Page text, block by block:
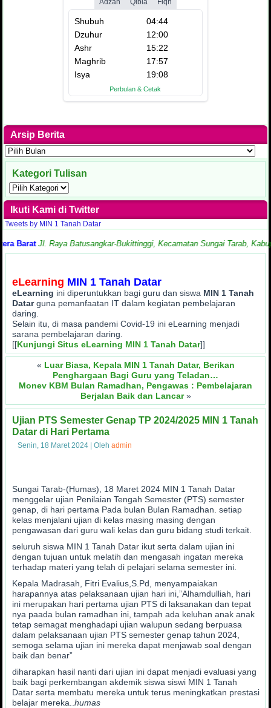
Arsip Berita
Arsip
Berita
Kategori Tulisan
Kategori
Tulisan
Ikuti Kami di Twitter
Tweets by MIN 1 Tanah Datar
Jl. Raya Batusangkar-Bukittinggi, Kecamatan Sungai Tarab, Kabupaten
eLearning MIN 1 Tanah Datar
eLearning ini diperuntukkan bagi guru dan siswa MIN 1 Tanah
Datarguna pemanfaatan IT dalam kegiatan pembelajaran
daring.
Selain itu, di masa pandemi Covid-19 ini eLearning menjadi
sarana pembelajaran daring.
[[Kunjungi Situs eLearning MIN 1 Tanah Datar]]
« Luar Biasa, Kepala MIN 1 Tanah Datar, Berikan
Penghargaan Bagi Guru yang Teladan…
Monev KBM Bulan Ramadhan, Pengawas : Pembelajaran
Berjalan Baik dan Lancar»
Ujian PTS Semester Genap TP 2024/2025 MIN 1 Tanah
Datar di Hari Pertama
Senin, 18 Maret 2024 |Oleh admin
Sungai Tarab-(Humas), 18 Maret 2024 MIN 1 Tanah Datar
menggelar ujian Penilaian Tengah Semester (PTS) semester
genap, di hari pertama Pada bulan Bulan Ramadhan. setiap
kelas menjalani ujian di kelas masing masing dengan
pengawasan dari guru wali kelas dan guru bidang studi terkait.
seluruh siswa MIN 1 Tanah Datar ikut serta dalam ujian ini
dengan tujuan untuk melatih dan mengasah ingatan mereka
terhadap materi yang telah di pelajari selama semester ini.
Kepala Madrasah, Fitri Evalius,S.Pd, menyampaiakan
harapannya atas pelaksanaan ujian hari ini,”Alhamdulliah, hari
ini merupakan hari pertama ujian PTS di laksanakan dan tepat
nya paada bulan ramadhan ini, tampah ada keluhan anak anak
tetap semagat menghadapi ujian walupun sedang berpuasa
dalam pelaksanaan ujian PTS semester genap tahun 2024,
semoga selama ujian ini mereka dapat menjawab soal dengan
baik dan benar”
diharapkan hasil nanti dari ujian ini dapat menjadi evaluasi yang
baik bagi perkembangan akdemik siswa siswi MIN 1 Tanah
Datar serta membatu mereka untuk terus meningkatkan prestasi
belajar mereka..humas